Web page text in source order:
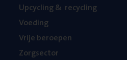
Upcy­cling& recycling
Voe­ding
Vrije beroe­pen
Zorg­sec­tor